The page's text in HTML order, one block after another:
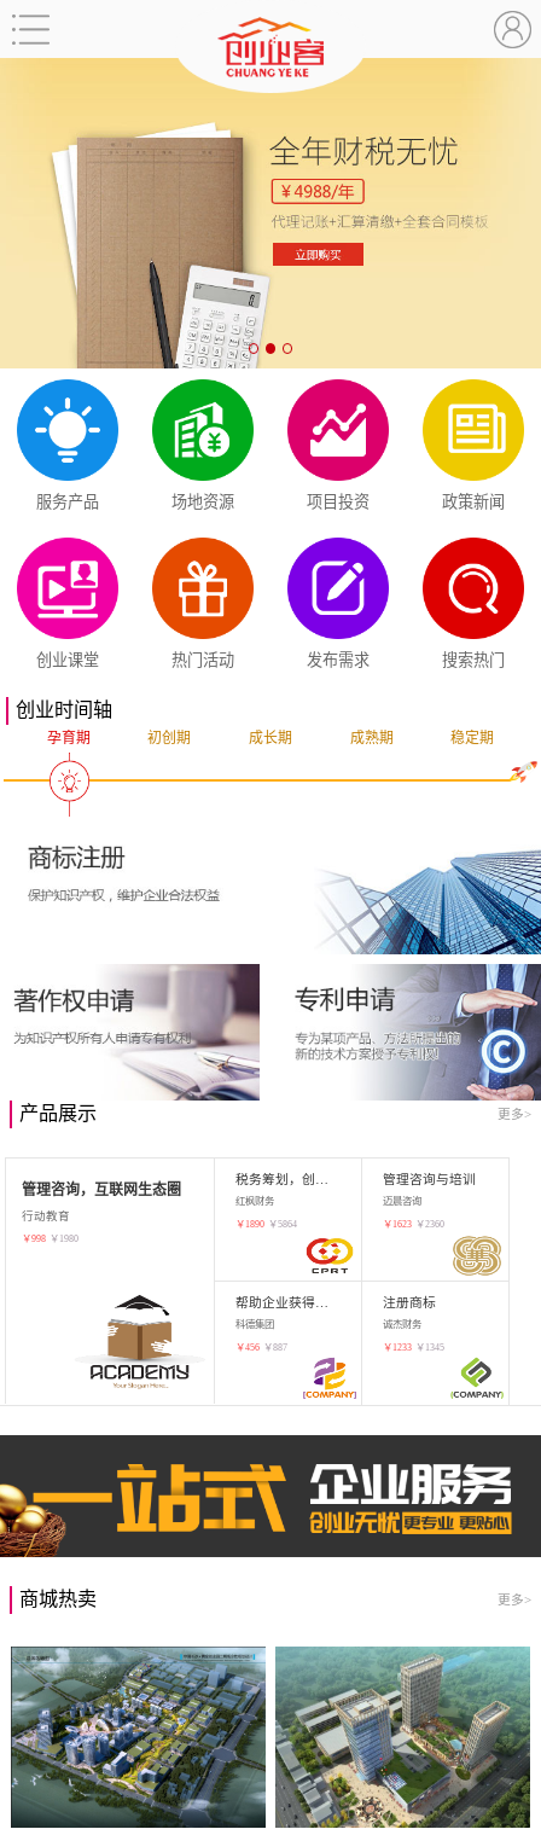
服务产品 场地资源 项目投资 政策新闻
创业课堂 热门活动 发布需求 搜索热门
创业时间轴
孕育期 初创期 成长期 成熟期 稳定期
产品展示 更多>
管理咨询，互联网生态圈
行动教育
￥998 ￥ 1980
红枫财务
￥ 1890 ￥5864
管理咨询与培训
迈晨咨询
￥ 1623 ￥2360
科德集团
￥456 ￥887
注册商标
诚杰财务
￥ 1233 ￥ 1345
商城热卖 更多>